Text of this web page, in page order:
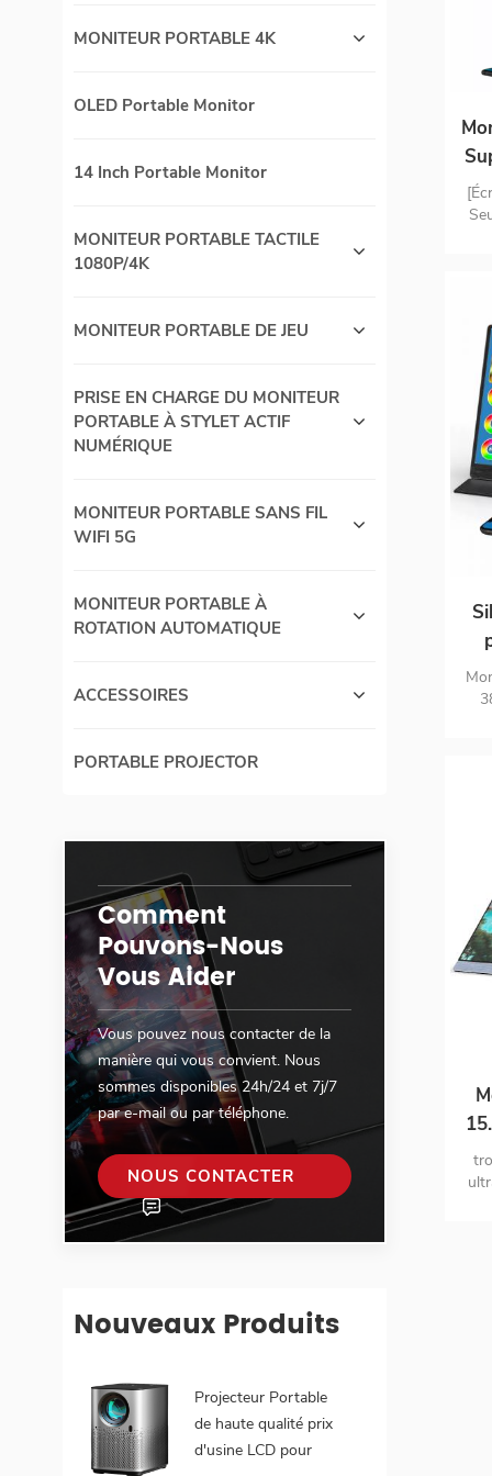
C
MONITEUR PORTABLE 4K
OLED Portable Monitor
14 Inch Portable Monitor
MONITEUR PORTABLE TACTILE
1080P/4K
MONITEUR PORTABLE DE JEU
PRISE EN CHARGE DU MONITEUR
PORTABLE À STYLET ACTIF
NUMÉRIQUE
MONITEUR PORTABLE SANS FIL
WIFI 5G
MONITEUR PORTABLE À
ROTATION AUTOMATIQUE
ACCESSOIRES
PORTABLE PROJECTOR
Comment
Pouvons-Nous
Vous Aider
Vous pouvez nous contacter de la
manière qui vous convient. Nous
sommes disponibles 24h/24 et 7j/7
par e-mail ou par téléphone.
NOUS CONTACTER
Nouveaux Produits
Projecteur Portable
de haute qualité prix
d'usine LCD pour